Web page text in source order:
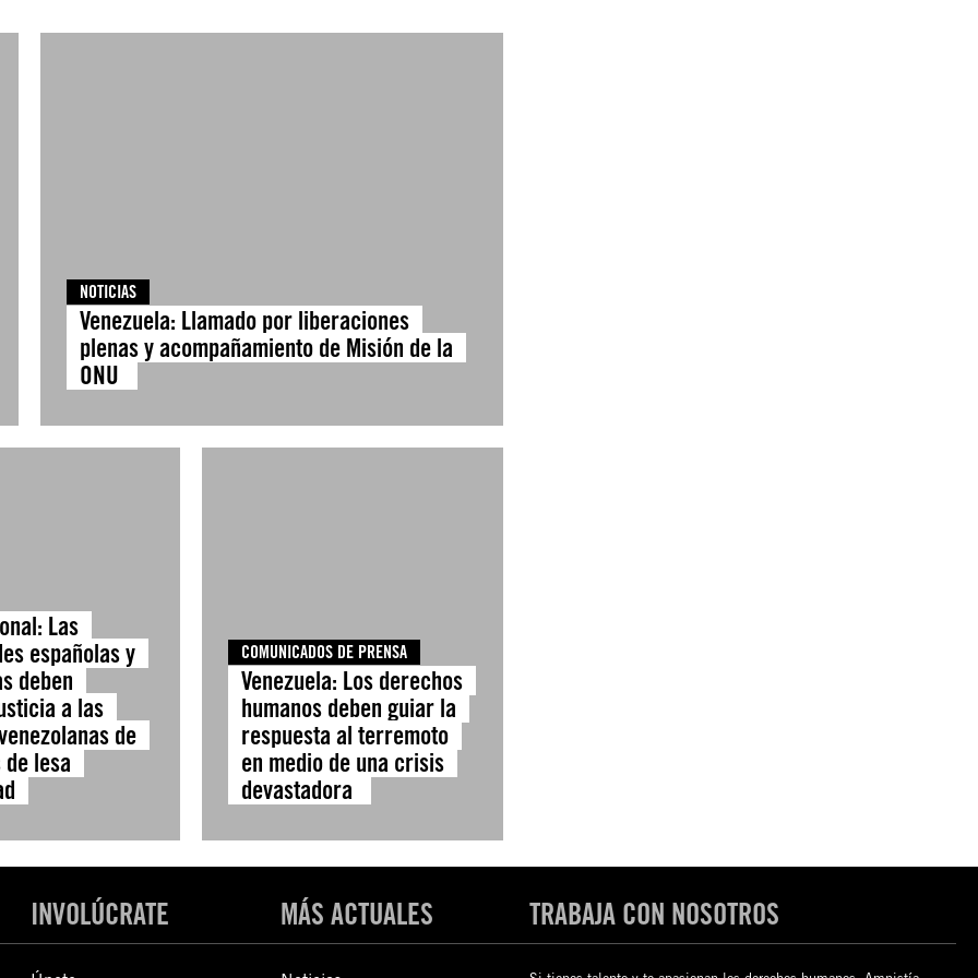
NOTICIAS
Venezuela: Llamado por liberaciones
plenas y acompañamiento de Misión de la
ONU
Las
españolas y
deben
a las
de
lesa
COMUNICADOS DE PRENSA
Venezuela: Los derechos
humanos deben guiar la
respuesta al terremoto
en medio de una crisis
devastadora
INVOLÚCRATE MÁS ACTUALES TRABAJA CON NOSOTROS